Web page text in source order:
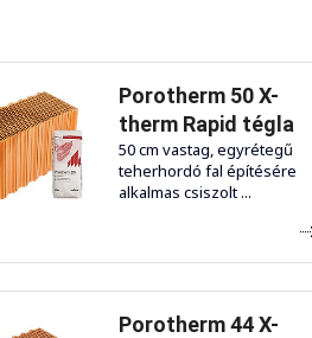
Porotherm 50 X-
therm Rapid tégla
50 cm vastag, egyrétegű
teherhordó fal építésére
alkalmas csiszolt ...
Porotherm 44 X-